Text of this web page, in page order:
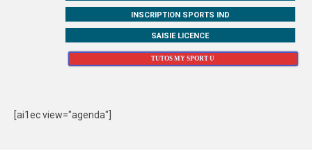
INSCRIPTION SPORTS IND
SAISIE LICENCE
TUTOS MY SPORT U
[ai1ec view="agenda"]